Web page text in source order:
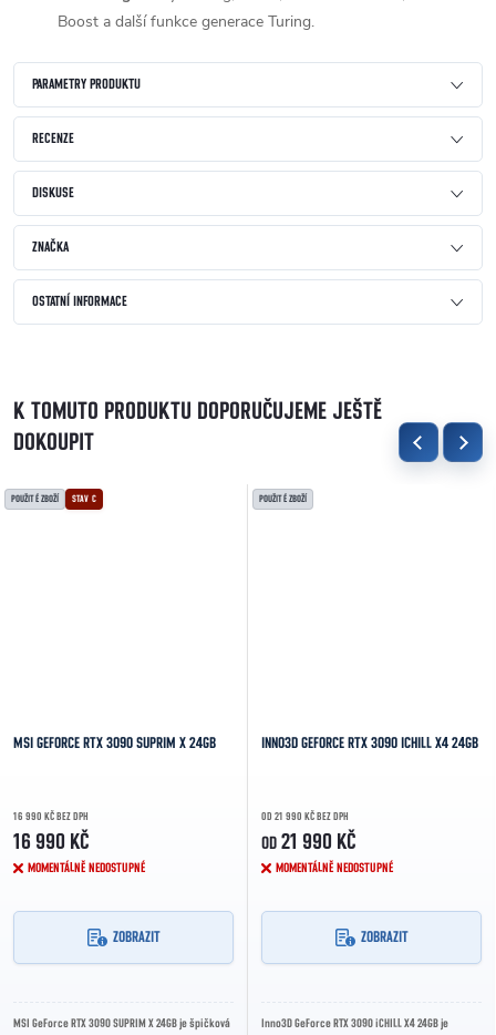
Boost a další funkce generace Turing.
PARAMETRY PRODUKTU
RECENZE
DISKUSE
ZNAČKA
OSTATNÍ INFORMACE
K TOMUTO PRODUKTU DOPORUČUJEME JEŠTĚ
DOKOUPIT
POUŽITÉ ZBOŽÍ STAV C
MSI GEFORCE RTX 3090 SUPRIM X 24GB
16 990 KČ BEZ DPH
16 990 KČ
MOMENTÁLNĚ NEDOSTUPNÉ
ZOBRAZIT
MSI GeForce RTX 3090 SUPRIM X 24GB je špičková
POUŽITÉ ZBOŽÍ
INNO3D GEFORCE RTX 3090 ICHILL X4 24GB
OD 21 990 KČ BEZ DPH
OD 21 990 KČ
MOMENTÁLNĚ NEDOSTUPNÉ
ZOBRAZIT
Inno3D GeForce RTX 3090 iCHILL X4 24GB je